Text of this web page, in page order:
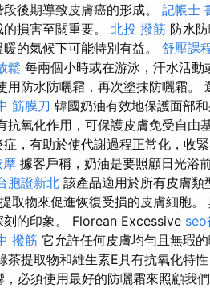
後期導致皮膚癌的形成。 記帳士
損害至關重要。 北投 撥筋 防水
的氣候下可能特別有益。 舒壓課
鬆 每兩個小時或在游泳，汗水活動
用防水防曬霜，再次塗抹防曬霜。
筋膜刀 韓國奶油有效地保護面部
抗氧化作用，可保護皮膚免受自由
，有助於使代謝過程正常化，收
摩 據客戶稱，奶油是要照顧日光浴
胞證新北 該產品適用於所有皮膚
取物來促進恢復受損的皮膚細胞
刻的印象。 Florean Excessive seo
撥筋 它允許任何皮膚均勻且無瑕
茶提取物和維生素E具有抗氧化特
必須使用最好的防曬霜來照顧我